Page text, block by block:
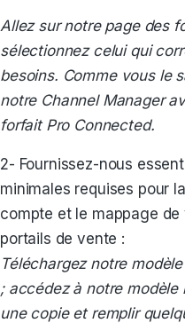
Allez sur notre page des
sélectionnez celui qui
besoins. Comme vous le
notre Channel Manager
forfait Pro Connected.
2- Fournissez-nous
minimales requises pour
compte et le mappage
portails de vente :
Téléchargez notre
; accédez à notre
une copie et remplir